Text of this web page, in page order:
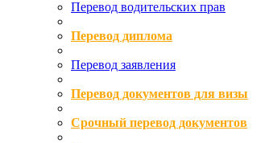
Перевод водительских прав
Перевод диплома
Перевод заявления
Перевод документов для визы
Срочный перевод документов